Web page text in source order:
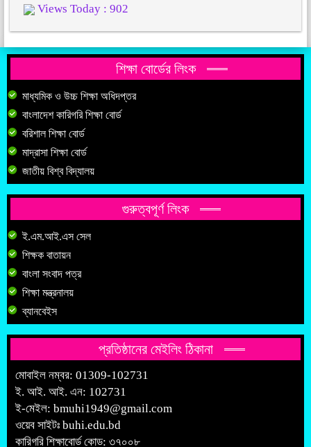
Views Today : 902
শিক্ষা বোর্ডের লিংক
মাধ্যমিক ও উচ্চ শিক্ষা অধিদপ্তর
বাংলাদেশ কারিগরি শিক্ষা বোর্ড
বরিশাল শিক্ষা বোর্ড
মাদ্রাসা শিক্ষা বোর্ড
জাতীয় বিশ্ব বিদ্যালয়
গুরুত্বপূর্ণ লিংক
ই.এম.আই.এস সেল
শিক্ষক বাতায়ন
বাংলা সংবাদ পত্র
শিক্ষা মন্ত্রনালয়
ব্যানবেইস
প্রতিষ্ঠানের মেইলিং ঠিকানা
মোবাইল নম্বর: 01309-102731
ই. আই. আই. এন: 102731
ই-মেইল: bmuhi1949@gmail.com
ওয়েব সাইটঃ buhi.edu.bd
কারিগরি শিক্ষাবোর্ড কোড: ৩৭০০৮